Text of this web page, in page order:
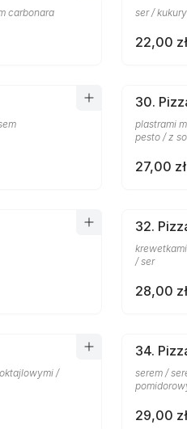
carbonara ser /
22,00 zł
30.
plastrami
pesto / z
27,00 zł
32.
/ ser
28,00 zł
/
34.
serem /
29,00 zł